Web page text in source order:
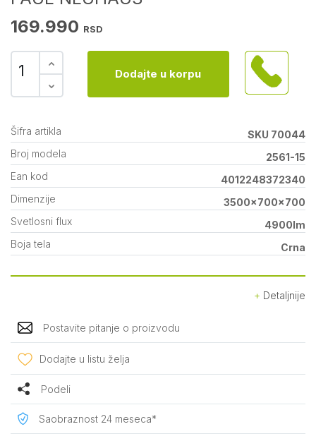
169.990 RSD
Dodajte u korpu
Šifra artikla
SKU 70044
Broj modela
2561-15
Ean kod
4012248372340
Dimenzije
3500x700x700
Svetlosni flux
4900lm
Boja tela
Crna
Detaljnije
Postavite pitanje o proizvodu
Dodajte u listu želja
Podeli
Saobraznost 24 meseca*